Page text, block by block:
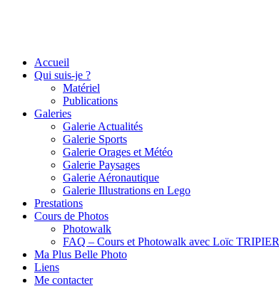
Accueil
Qui suis-je ?
Matériel
Publications
Galeries
Galerie Actualités
Galerie Sports
Galerie Orages et Météo
Galerie Paysages
Galerie Aéronautique
Galerie Illustrations en Lego
Prestations
Cours de Photos
Photowalk
FAQ – Cours et Photowalk avec Loïc TRIPIER
Ma Plus Belle Photo
Liens
Me contacter